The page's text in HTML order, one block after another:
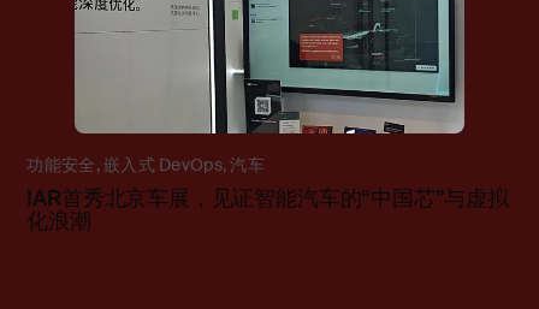
功能安全,嵌入式 DevOps,汽车
IAR首秀北京车展，见证智能汽车的“中国芯”与虚拟
化浪潮